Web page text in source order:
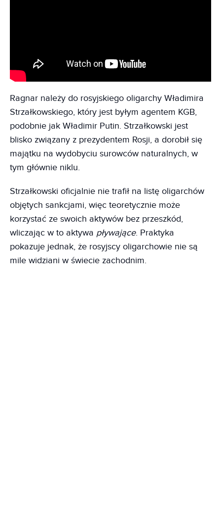
Ragnar należy do rosyjskiego oligarchy Władimira
Strzałkowskiego, który jest byłym agentem KGB,
podobnie jak Władimir Putin. Strzałkowski jest
blisko związany z prezydentem Rosji, a dorobił się
majątku na wydobyciu surowców naturalnych, w
tym głównie niklu.
Strzałkowski oficjalnie nie trafił na listę oligarchów
objętych sankcjami, więc teoretycznie może
korzystać ze swoich aktywów bez przeszkód,
wliczając w to aktywa pływające. Praktyka
pokazuje jednak, że rosyjscy oligarchowie nie są
mile widziani w świecie zachodnim.